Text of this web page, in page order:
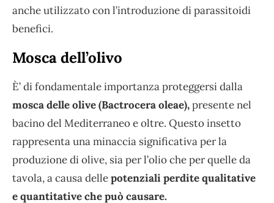
anche utilizzato con l’introduzione di parassitoidi
benefici.
Mosca dell’olivo
È’ di fondamentale importanza proteggersi dalla
mosca delle olive (Bactrocera oleae),presente nel
bacino del Mediterraneo e oltre. Questo insetto
rappresenta una minaccia significativa per la
produzione di olive, sia per l’olio che per quelle da
tavola, a causa dellepotenziali perdite qualitative
e quantitative che può causare.